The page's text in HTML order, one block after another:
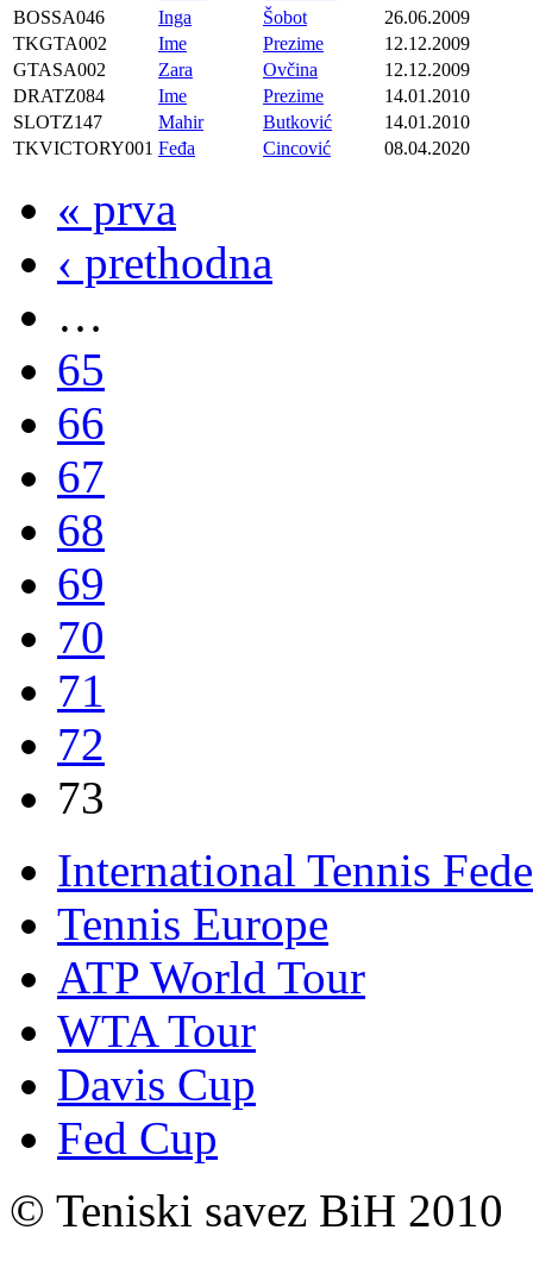
BOSSA046
Inga Šobot
26.06.2009
TKGTA002
Ime Prezime
12.12.2009
GTASA002
Zara Ovčina
12.12.2009
DRATZ084
Ime Prezime
14.01.2010
SLOTZ147
Mahir Butković
14.01.2010
TKVICTORY001 Feđa Cincović 08.04.2020
« prva
‹ prethodna
…
65
66
67
68
69
70
71
72
73
International Tennis
Tennis Europe
ATP World Tour
WTA Tour
Davis Cup
Fed Cup
© Teniski savez BiH 2010